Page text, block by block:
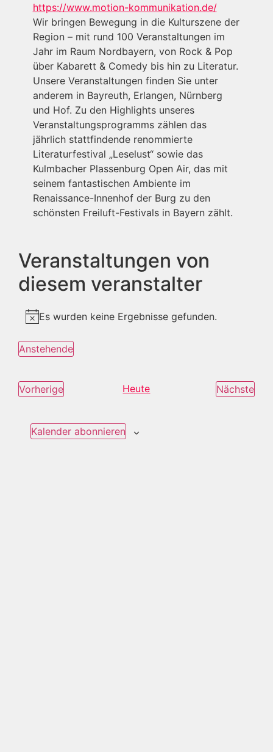
Webseite
https://www.motion-kommunikation.de/
Wir bringen Bewegung in die Kulturszene der
Region – mit rund 100 Veranstaltungen im
Jahr im Raum Nordbayern, von Rock & Pop
über Kabarett & Comedy bis hin zu Literatur.
Unsere Veranstaltungen finden Sie unter
anderem in Bayreuth, Erlangen, Nürnberg
und Hof. Zu den Highlights unseres
Veranstaltungsprogramms zählen das
jährlich stattfindende renommierte
Literaturfestival „Leselust“ sowie das
Kulmbacher Plassenburg Open Air, das mit
seinem fantastischen Ambiente im
Renaissance-Innenhof der Burg zu den
schönsten Freiluft-Festivals in Bayern zählt.
Veranstaltungen von
diesem veranstalter
Hinweis
Es wurden keine Ergebnisse gefunden.
Anstehende
VorherigeVeranstaltungenHeute Nächste
Kalender abonnieren